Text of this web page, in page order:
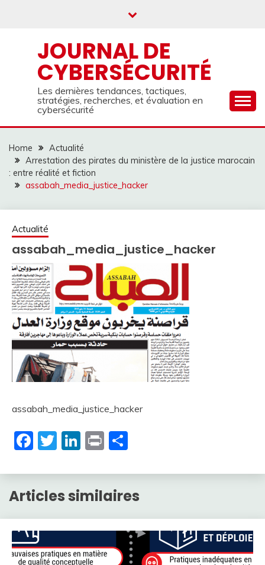
JOURNAL DE
CYBERSÉCURITÉ
Les dernières tendances, tactiques,
stratégies, recherches, et évaluation en
cybersécurité
Home
Actualité
Arrestation des pirates du ministère de la justice marocain
: entre réalité et fiction
assabah_media_justice_hacker
Actualité
assabah_media_justice_hacker
assabah_media_justice_hacker
Facebook
Twitter
LinkedIn
Print
Articles similaires